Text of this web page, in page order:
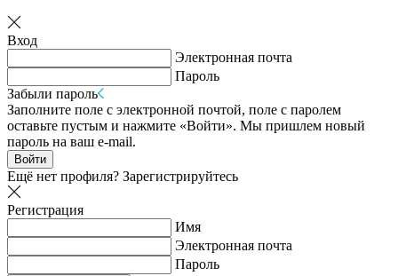
Вход
Электронная почта
Пароль
Забыли пароль
Заполните поле с электронной почтой, поле с паролем
оставьте пустым и нажмите «Войти». Мы пришлем новый
пароль на ваш e-mail.
Войти
Ещё нет профиля? Зарегистрируйтесь
Регистрация
Имя
Электронная почта
Пароль